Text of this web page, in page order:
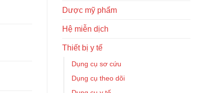
Dược mỹ phẩm
Hệ miễn dịch
Thiết bị y tế
Dụng cụ sơ cứu
Dụng cụ theo dõi